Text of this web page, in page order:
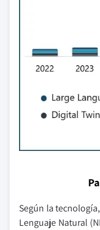
Según la
Lenguaje Natural